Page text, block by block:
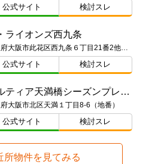
公式サイト 検討スレ
ライオンズ西九条
大阪府大阪市此花区西九条６丁目21番2他（地番）ほか
公式サイト 検討スレ
ソルティア天満橋シーズンプレイス
大阪市北区天満１丁目8-6（地番）
公式サイト 検討スレ
所物件を見てみる